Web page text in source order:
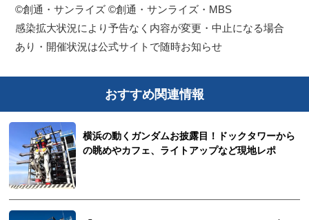
©創通・サンライズ ©創通・サンライズ・MBS
感染拡大状況により予告なく内容が変更・中止になる場合
あり・開催状況は公式サイトで随時お知らせ
おすすめ関連情報
横浜の動くガンダムお披露目！ドックタワーから
の眺めやカフェ、ライトアップなど現地レポ